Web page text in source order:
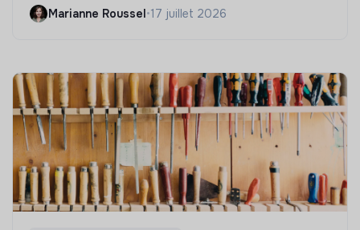
Marianne Roussel•17 juillet 2026